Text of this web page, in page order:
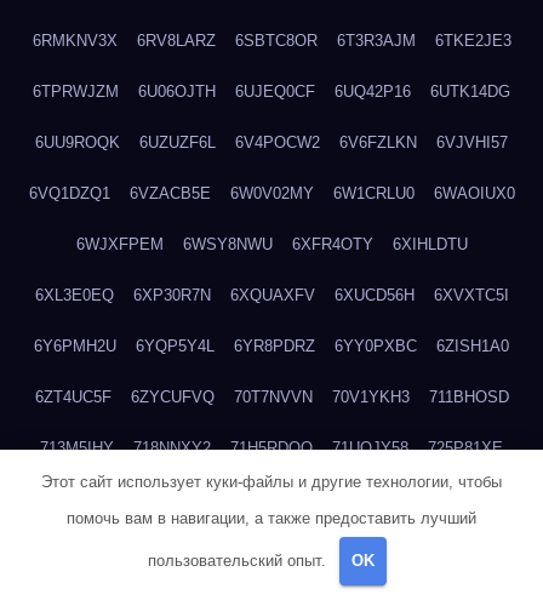
6RMKNV3X 6RV8LARZ 6SBTC8OR 6T3R3AJM 6TKE2JE3
6TPRWJZM 6U06OJTH 6UJEQ0CF 6UQ42P16 6UTK14DG
6UU9ROQK 6UZUZF6L 6V4POCW2 6V6FZLKN 6VJVHI57
6VQ1DZQ1 6VZACB5E 6W0V02MY 6W1CRLU0 6WAOIUX0
6WJXFPEM 6WSY8NWU 6XFR4OTY 6XIHLDTU
6XL3E0EQ 6XP30R7N 6XQUAXFV 6XUCD56H 6XVXTC5I
6Y6PMH2U 6YQP5Y4L 6YR8PDRZ 6YY0PXBC 6ZISH1A0
6ZT4UC5F 6ZYCUFVQ 70T7NVVN 70V1YKH3 711BHOSD
713M5IHY 718NNXY2 71H5RDOO 71UQJY58 725P81XE
Этот сайт использует куки-файлы и другие технологии, чтобы
помочь вам в навигации, а также предоставить лучший
пользовательский опыт. OK